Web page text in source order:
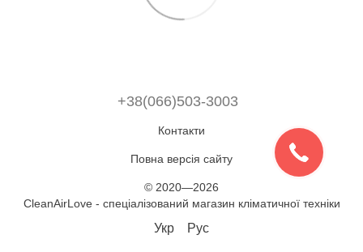
+38(066)503-3003
Контакти
Повна версія сайту
© 2020—2026
CleanAirLove - спеціалізований магазин кліматичної техніки
Укр Рус